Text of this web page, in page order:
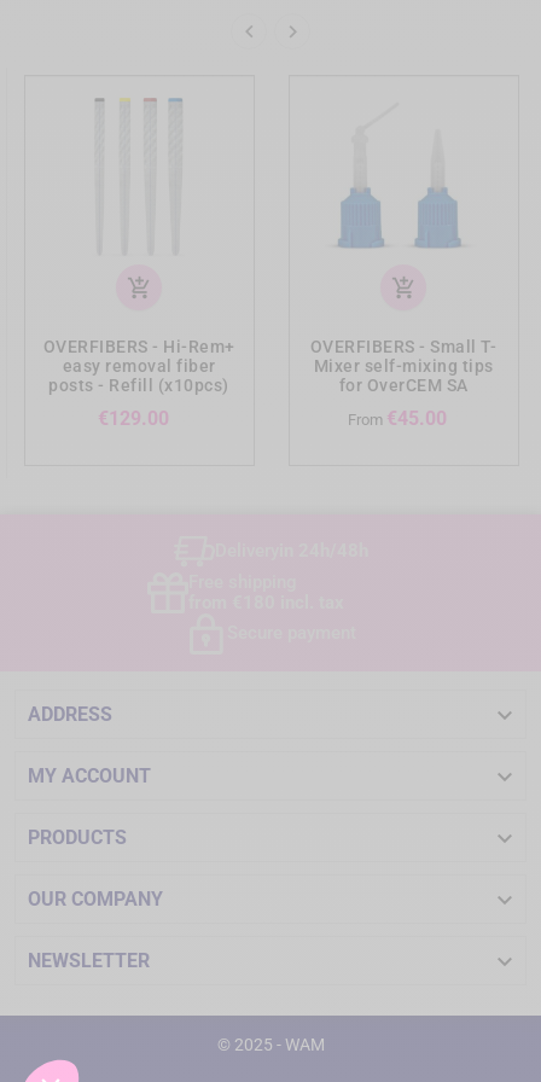
 
add_shopping_cart
OVERFIBERS - Hi-Rem+
easy removal fiber
posts - Refill (x10pcs)
€129.00
add_shopping_cart
OVERFIBERS - Small T-
Mixer self-mixing tips
for OverCEM SA
From €45.00
ADDRESS 
MY ACCOUNT 
PRODUCTS 
OUR COMPANY 
NEWSLETTER 
© 2025 - WAM